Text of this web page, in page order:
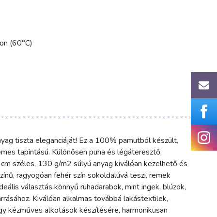
(60°C)
tiszta eleganciáját! Ez a 100% pamutból készült,
tapintású. Különösen puha és légáteresztő,
széles, 130 g/m2 súlyú anyag kiválóan kezelhető és
ragyogóan fehér szín sokoldalúvá teszi, remek
választás könnyű ruhadarabok, mint ingek, blúzok,
Kiválóan alkalmas továbbá lakástextilek,
kézműves alkotások készítésére, harmonikusan